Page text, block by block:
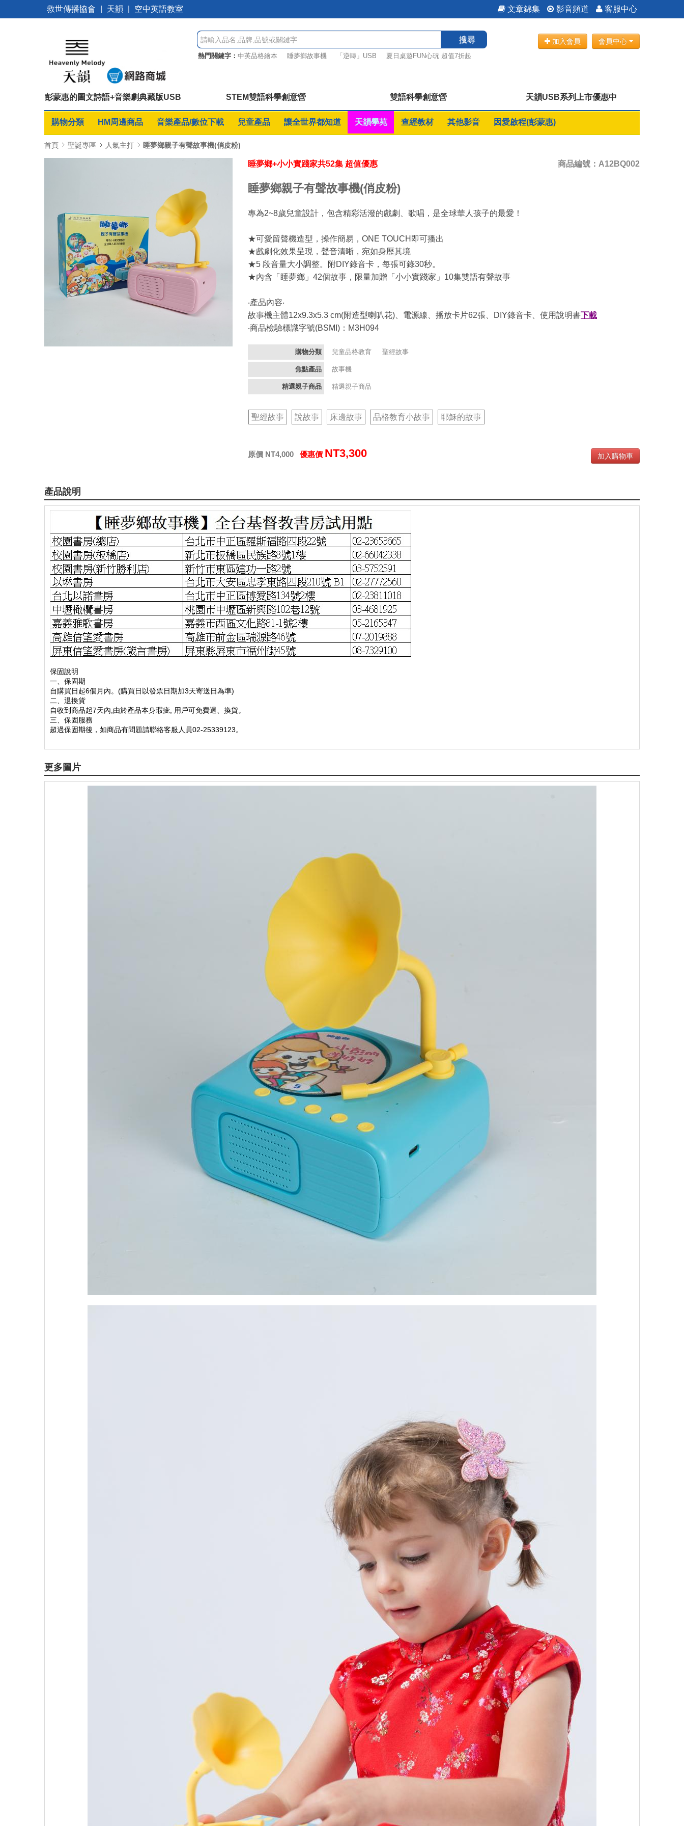
救世傳播協會 天韻 空中英語教室 文章錦集 影音頻道 客服中心
搜尋
熱門關鍵字： 中英品格繪本 睡夢鄉故事機 「逆轉」USB
夏日桌遊FUN心玩 超值7折起
加入會員 會員中心
彭蒙惠的圖文詩語+音樂劇典藏版USB STEM雙語科學創意營 雙語科學創意營 天韻USB系列上市優惠中
購物分類 HM周邊商品 音樂產品/數位下載 兒童產品 讓全世界都知道 天韻學苑 查經教材 其他影音 因愛啟程(彭蒙惠)
首頁 聖誕專區 人氣主打 睡夢鄉親子有聲故事機(俏皮粉)
睡夢鄉+小小實踐家共52集 超值優惠 商品編號：A12BQ002
睡夢鄉親子有聲故事機(俏皮粉)
專為2~8歲兒童設計，包含精彩活潑的戲劇、歌唱，是全球華人孩子的最愛！
★可愛留聲機造型，操作簡易，ONE TOUCH即可播出
★戲劇化效果呈現，聲音清晰，宛如身歷其境
★5 段音量大小調整。附DIY錄音卡，每張可錄30秒。
★內含「睡夢鄉」42個故事，限量加贈「小小實踐家」10集雙語有聲故事
‧產品內容‧
故事機主體12x9.3x5.3 cm(附造型喇叭花)、電源線、播放卡片62張、DIY錄音卡、使用說明書下載
‧商品檢驗標識字號(BSMI)：M3H094
購物分類 兒童品格教育 聖經故事
焦點產品 故事機
精選親子商品 精選親子商品
聖經故事 說故事 床邊故事 品格教育小故事 耶穌的故事
原價 NT4,000 優惠價 NT3,300 加入購物車
產品說明
保固說明
一、保固期
自購買日起6個月內。(購買日以發票日期加3天寄送日為準)
二、退換貨
自收到商品起7天內,由於產品本身瑕疵, 用戶可免費退、換貨。
三、保固服務
超過保固期後，如商品有問題請聯絡客服人員02-25339123。
更多圖片